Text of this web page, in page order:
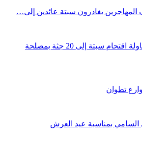
المهاجرين يغادرون سبتة عائدين إلى…
ارتفاع حصيلة ضحايا محاولة اقتحام سبتة إلى 20 جثة بمصلحة
تطوان
بمناسبة عيد العرش